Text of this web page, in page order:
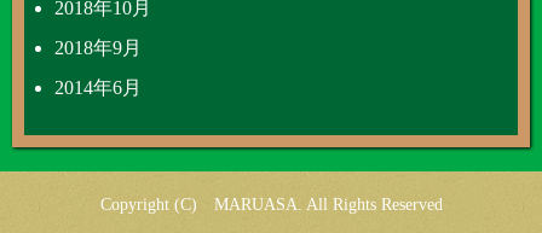
2018年10月
2018年9月
2014年6月
Copyright (C) MARUASA. All Rights Reserved